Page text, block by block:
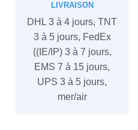
LIVRAISON
DHL 3 à 4 jours, TNT
3 à 5 jours, FedEx
((IE/IP) 3 à 7 jours,
EMS 7 à 15 jours,
UPS 3 à 5 jours,
mer/air